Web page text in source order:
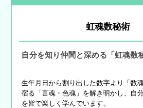
虹魂数秘術
自分を知り仲間と深める「虹魂数
生年月日から割り出した数字より「数
宿る「言魂・色魂」を解き明かし、自
を皆で楽しく学んでいます。